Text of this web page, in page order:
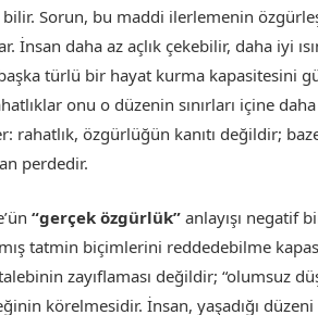
Sorun, bu maddi ilerlemenin
İnsan daha az açlık çekebilir, daha iyi
türlü bir hayat kurma kapasitesini
onu o düzenin sınırları içine
rahatlık, özgürlüğün kanıtı değildir;
perdedir.
“gerçek özgürlük” anlayışı negatif
tatmin biçimlerini reddedebilme
zayıflaması değildir; “olumsuz
körelmesidir. İnsan, yaşadığı